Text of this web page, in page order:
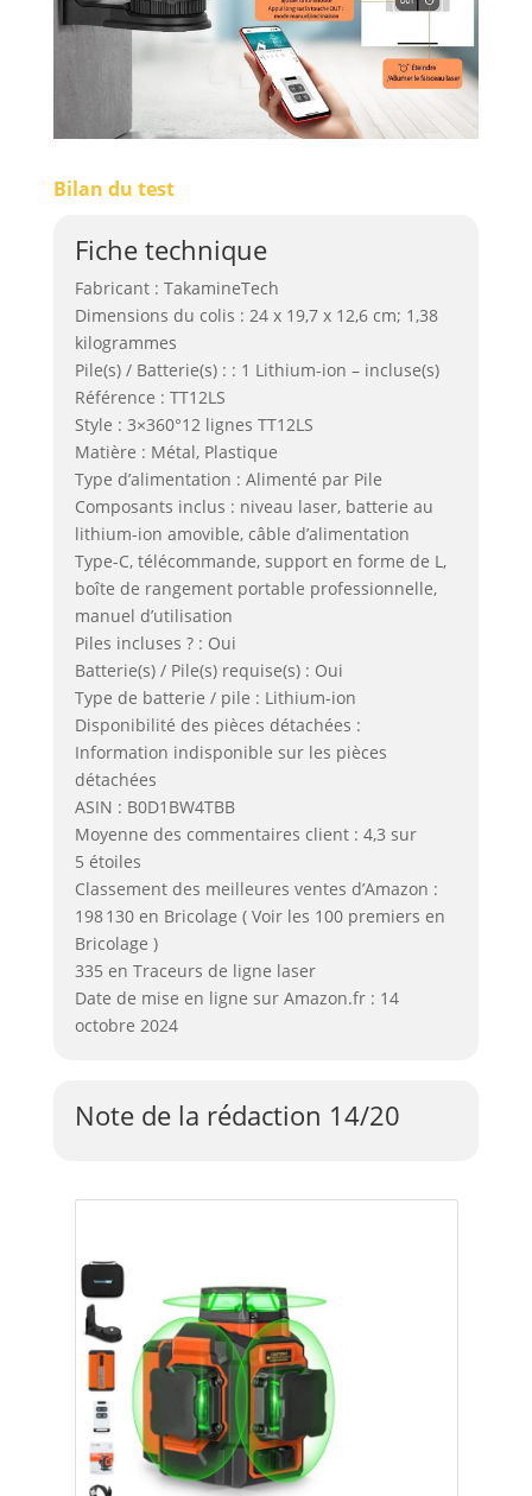
Bilan du test
Fiche technique
Fabricant : TakamineTech
Dimensions du colis : 24 x 19,7 x 12,6 cm; 1,38
kilogrammes
Pile(s) / Batterie(s) : : 1 Lithium-ion – incluse(s)
Référence : TT12LS
Style : 3×360°12 lignes TT12LS
Matière : Métal, Plastique
Type d’alimentation : Alimenté par Pile
Composants inclus : niveau laser, batterie au
lithium-ion amovible, câble d’alimentation
Type-C, télécommande, support en forme de L,
boîte de rangement portable professionnelle,
manuel d’utilisation
Piles incluses ? : Oui
Batterie(s) / Pile(s) requise(s) : Oui
Type de batterie / pile : Lithium-ion
Disponibilité des pièces détachées :
Information indisponible sur les pièces
détachées
ASIN : B0D1BW4TBB
Moyenne des commentaires client : 4,3 sur
5 étoiles
Classement des meilleures ventes d’Amazon :
198 130 en Bricolage ( Voir les 100 premiers en
Bricolage )
335 en Traceurs de ligne laser
Date de mise en ligne sur Amazon.fr : 14
octobre 2024
Note de la rédaction 14/20